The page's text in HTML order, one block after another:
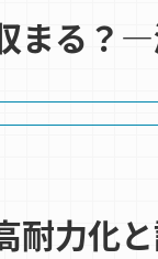
まる？
耐力化